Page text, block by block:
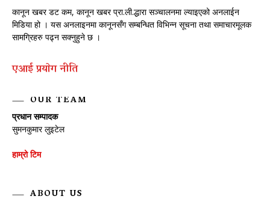
कानून खबर डट कम, कानून खबर प्रा.ली.द्धारा सञ्चालनमा ल्याइएको अनलाईन
मिडिया हो । यस अनलाइनमा कानूनसँग सम्बन्धित विभिन्न सूचना तथा समाचारमूलक
सामग्रिहरु पढ्न सक्नुहुने छ ।
एआई प्रयाेग नीति
OUR TEAM
प्रधान सम्पादक
सुमनकुमार लुइटेल
हाम्रो टिम
ABOUT US